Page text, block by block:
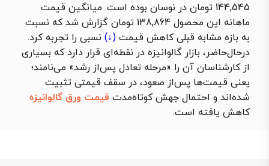
144,545 تومان در نوسان بوده است. میانگین قیمت
ماهانه این محصول 138,864 تومان گزارش شد که نسبت
به بازه مشابه قبلیکاهش قیمت (↓) نسبی را تجربه کرد.
درحال‌حاضر، بازار گالوانیزه در نقطه‌ای قرار دارد که بسیاری
از کارشناسان آن را «مرحله تعادل پس‌از رشد» می‌نامند؛
یعنی قیمت‌ها پس‌از صعود، در سقف قیمتی تثبیت
شده‌اند و احتمال جهش کوتاه‌مدت قیمت ورق گالوانیزه
کاهش یافته است.